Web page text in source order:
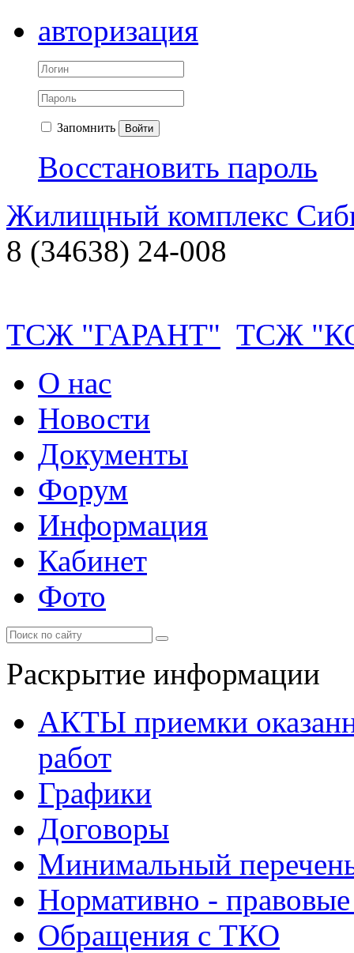
авторизация
Запомнить Войти
Восстановить пароль
Жилищный комплекс
8 (34638) 24-008
ТСЖ "ГАРАНТ" ТСЖ
О нас
Новости
Документы
Форум
Информация
Кабинет
Фото
Раскрытие информации
АКТЫ приемки
работ
Графики
Договоры
Минимальный
Нормативно -
Обращения с ТКО